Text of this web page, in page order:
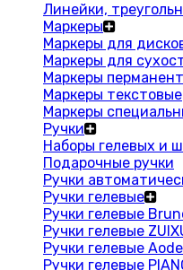
Линейки,
Маркеры
Маркеры для
Маркеры для
Маркеры
Маркеры текстовые
Маркеры
Ручки
Наборы гелевых и
Подарочные ручки
Ручки
Ручки гелевые
Ручки гелевые
Ручки гелевые
Ручки гелевые
Ручки гелевые